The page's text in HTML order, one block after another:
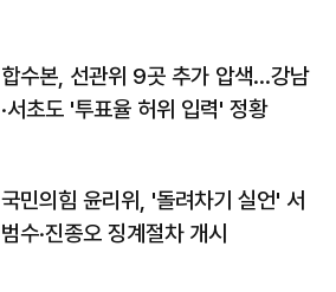
합수본, 선관위 9곳 추가 압색…강남
·서초도 '투표율 허위 입력' 정황
국민의힘 윤리위, '돌려차기 실언' 서
범수·진종오 징계절차 개시